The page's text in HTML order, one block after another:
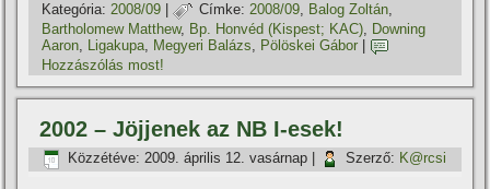
Kategória: 2008/09 | Címke: 2008/09, Balog Zoltán,
Bartholomew Matthew, Bp. Honvéd (Kispest; KAC)
Downing
Aaron, Ligakupa, Megyeri Balázs, Pölöskei Gábor
Hozzászólás most!
2002 – Jöjjenek az NB I-esek!
Közzétéve: 2009. április 12. vasárnap Szerző: K@rcsi